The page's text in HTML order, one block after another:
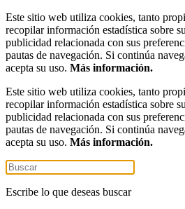
Este sitio web utiliza cookies, tanto
recopilar información estadística sobre
publicidad relacionada con sus
pautas de navegación. Si continúa
acepta su uso. Más información.
Este sitio web utiliza cookies, tanto
recopilar información estadística sobre
publicidad relacionada con sus
pautas de navegación. Si continúa
acepta su uso. Más información.
Escribe lo que deseas buscar